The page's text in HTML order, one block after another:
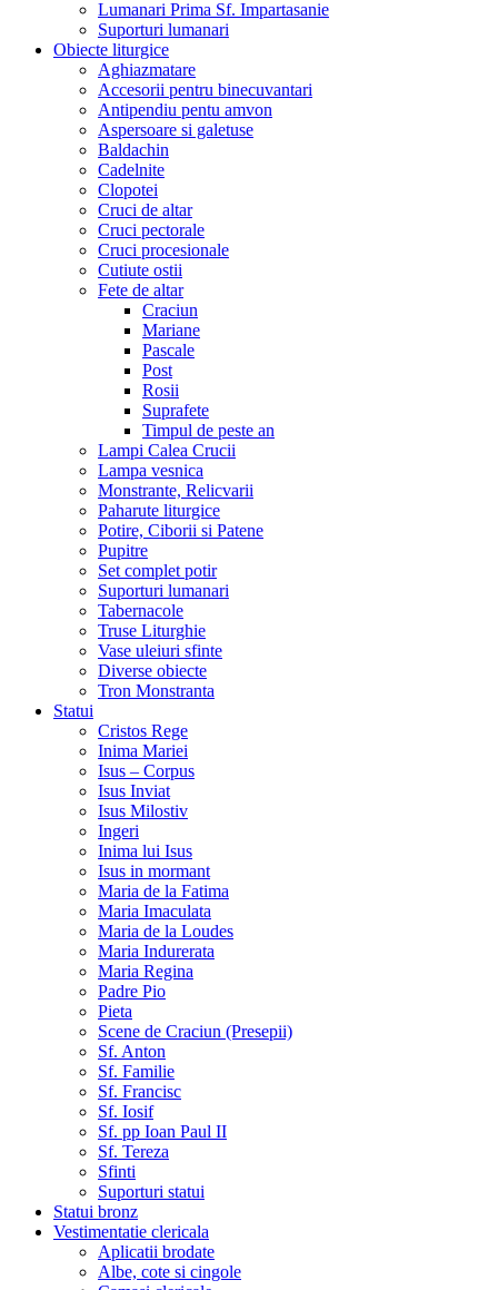
Lumanari Prima Sf. Impartasanie
Suporturi lumanari
Obiecte liturgice
Aghiazmatare
Accesorii pentru binecuvantari
Antipendiu pentu amvon
Aspersoare si galetuse
Baldachin
Cadelnite
Clopotei
Cruci de altar
Cruci pectorale
Cruci procesionale
Cutiute ostii
Fete de altar
Craciun
Mariane
Pascale
Post
Rosii
Suprafete
Timpul de peste an
Lampi Calea Crucii
Lampa vesnica
Monstrante, Relicvarii
Paharute liturgice
Potire, Ciborii si Patene
Pupitre
Set complet potir
Suporturi lumanari
Tabernacole
Truse Liturghie
Vase uleiuri sfinte
Diverse obiecte
Tron Monstranta
Statui
Cristos Rege
Inima Mariei
Isus – Corpus
Isus Inviat
Isus Milostiv
Ingeri
Inima lui Isus
Isus in mormant
Maria de la Fatima
Maria Imaculata
Maria de la Loudes
Maria Indurerata
Maria Regina
Padre Pio
Pieta
Scene de Craciun (Presepii)
Sf. Anton
Sf. Familie
Sf. Francisc
Sf. Iosif
Sf. pp Ioan Paul II
Sf. Tereza
Sfinti
Suporturi statui
Statui bronz
Vestimentatie clericala
Aplicatii brodate
Albe, cote si cingole